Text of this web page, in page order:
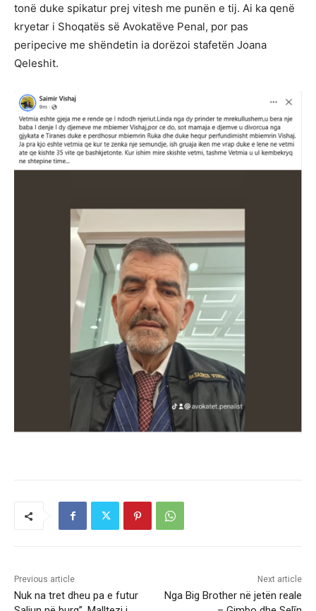
tonë duke spikatur prej vitesh me punën e tij. Ai ka qenë
kryetar i Shoqatës së Avokatëve Penal, por pas
peripecive me shëndetin ia dorëzoi stafetën Joana
Qeleshit.
Previous article
Nuk na tret dheu pa e futur
Next article
Nga Big Brother në jetën reale